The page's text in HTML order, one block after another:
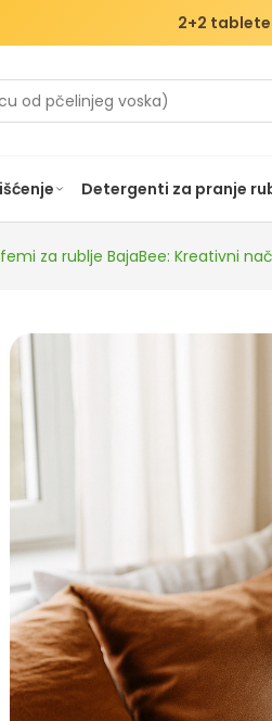
2+2 tablete
Detergenti za pranje
za rublje BajaBee: Kreativni